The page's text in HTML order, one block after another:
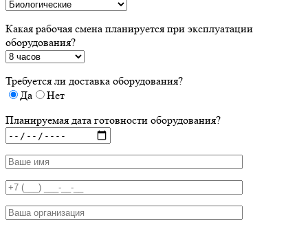
Какая рабочая смена планируется при эксплуатации
оборудования?
Требуется ли доставка оборудования?
Да
Нет
Планируемая дата готовности оборудования?